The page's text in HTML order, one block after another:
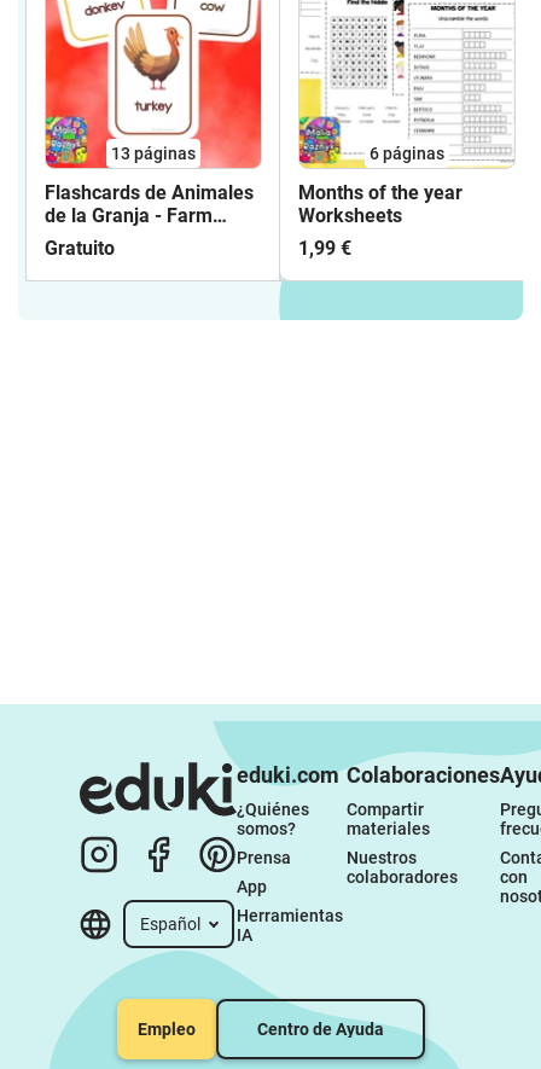
13 páginas
Flashcards de Animales
de la Granja - Farm
Animals Flashcards
Gratuito
6páginas
Months of the year
Worksheets
1,99 €
Español
eduki.com
¿Quiénes
somos?
Prensa
App
Herramientas
IA
Colaboraciones
Compartir
materiales
Nuestros
colaboradores
con
Empleo Centro de Ayuda